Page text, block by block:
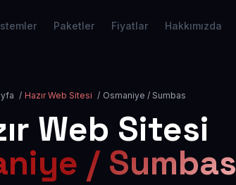
Paketler Fiyatlar Hakkımızda
/ Hazır Web Sitesi / Osmaniye / Sumbas
Web Sitesi
/ Sumbas